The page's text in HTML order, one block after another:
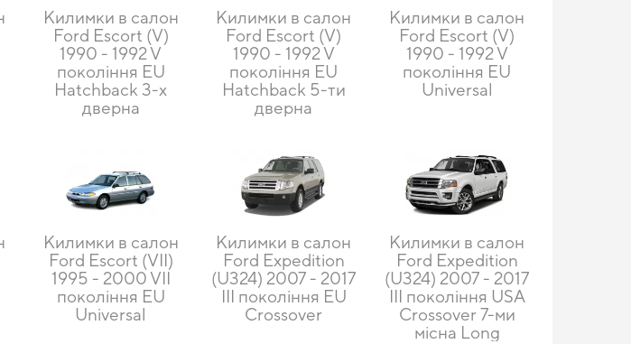
Килимки в салон
Ford Escort (V)
1990 - 1992 V
покоління EU
Hatchback 3-х
дверна
Килимки в салон
Ford Escort (V)
1990 - 1992 V
покоління EU
Hatchback 5-ти
дверна
Килимки в салон
Ford Escort (V)
1990 - 1992 V
покоління EU
Universal
Килимки в салон
Ford Escort (VII)
1995 - 2000 VII
покоління EU
Universal
Килимки в салон
Ford Expedition
(U324) 2007 - 2017
III покоління EU
Crossover
Килимки в салон
Ford Expedition
(U324) 2007 - 2017
III покоління USA
Crossover 7-ми
місна Long